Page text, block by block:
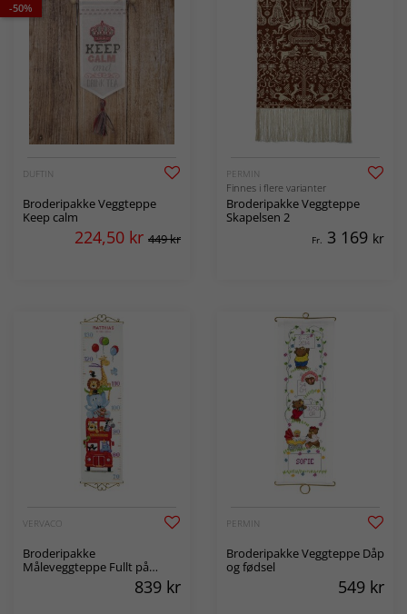
-50%
DUFTIN
Broderipakke Veggteppe
Keep calm
224,50 kr 449 kr
PERMIN
Finnes i flere varianter
Broderipakke Veggteppe
Skapelsen 2
Fr. 3 169 kr
VERVACO
Broderipakke
Måleveggteppe Fullt på
839 kr
PERMIN
Broderipakke Veggteppe Dåp
og fødsel
549 kr